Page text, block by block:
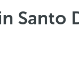
Santo